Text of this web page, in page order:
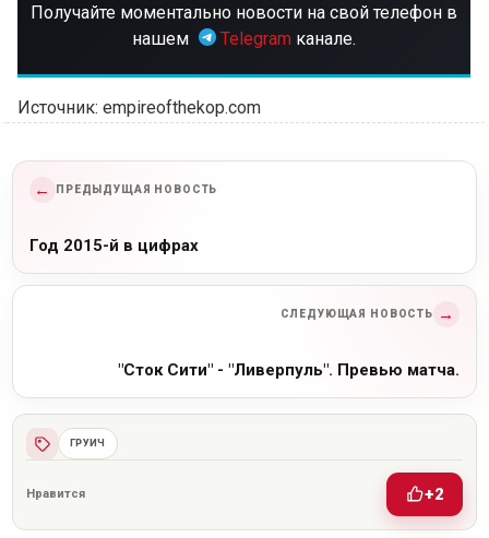
Получайте моментально новости на свой телефон в
нашем
Telegram канале.
Источник: empireofthekop.com
← ПРЕДЫДУЩАЯ НОВОСТЬ
Год 2015-й в цифрах
СЛЕДУЮЩАЯ НОВОСТЬ →
"Сток Сити" - "Ливерпуль". Превью матча.
ГРУИЧ
Нравится +2